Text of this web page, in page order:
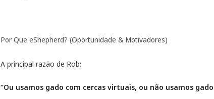
Por Que eShepherd? (Oportunidade & Motivadores)
A principal razão de Rob:
“Ou usamos gado com cercas virtuais, ou não usamos